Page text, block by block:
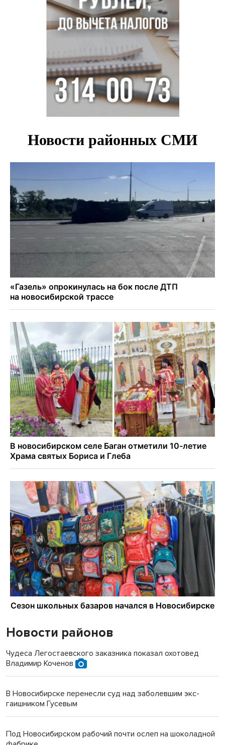
Новости районов
Чудеса Легостаевского заказника показал охотовед
Владимир Коченов
В Новосибирске перенесли суд над заболевшим экс-
гаишником Гусевым
Под Новосибирском рабочий почти ослеп на шоколадной